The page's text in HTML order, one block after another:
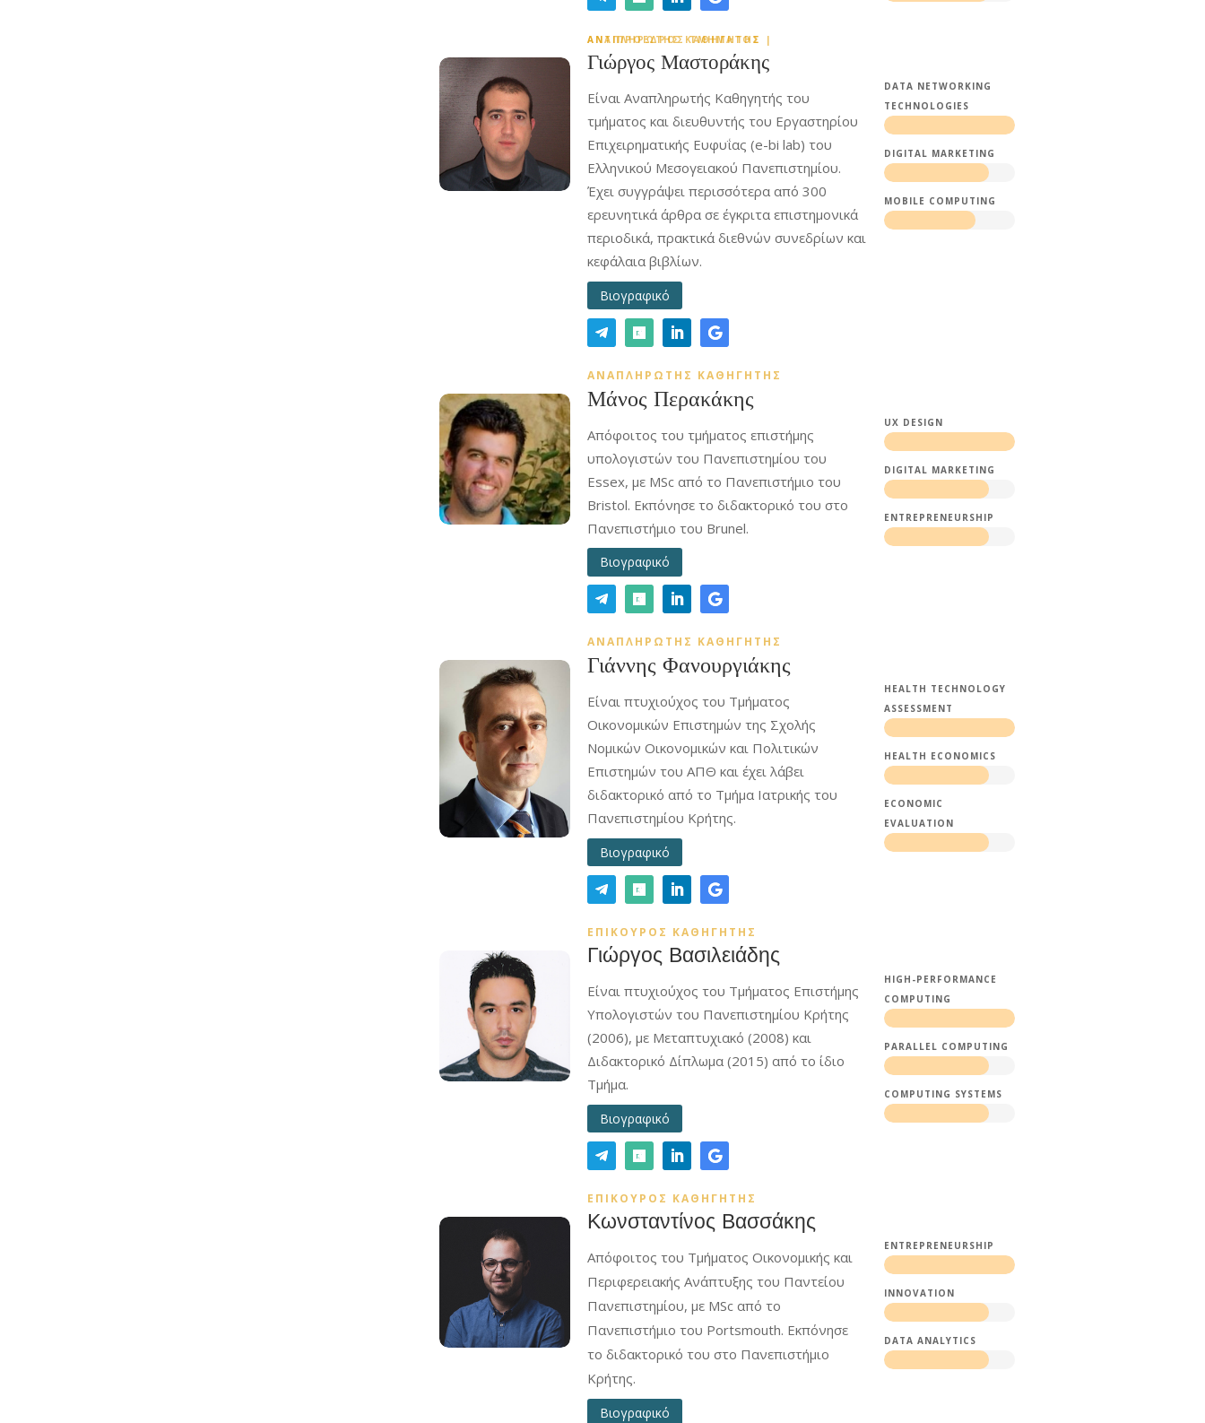
ΑΝΑΠΛΗΡΩΤΗΣ ΚΑΘΗΓΗΤΗΣ | ΑΝΤΙΠΡΟΕΔΡΟΣ ΤΜΗΜΑΤΟΣ
Γιώργος Μαστοράκης
Είναι Αναπληρωτής Καθηγητής του
τμήματος και διευθυντής του Εργαστηρίου
Επιχειρηματικής Ευφυΐας (e-bi lab) του
Ελληνικού Μεσογειακού Πανεπιστημίου.
Έχει συγγράψει περισσότερα από 300
ερευνητικά άρθρα σε έγκριτα επιστημονικά
περιοδικά, πρακτικά διεθνών συνεδρίων και
κεφάλαια βιβλίων.
Βιογραφικό
DATA NETWORKING
TECHNOLOGIES
DIGITAL MARKETING
MOBILE COMPUTING
ΑΝΑΠΛΗΡΩΤΗΣ ΚΑΘΗΓΗΤΗΣ
Μάνος Περακάκης
Απόφοιτος του τμήματος επιστήμης
υπολογιστών του Πανεπιστημίου του
Essex, με MSc από το Πανεπιστήμιο του
Bristol. Εκπόνησε το διδακτορικό του στο
Πανεπιστήμιο του Brunel.
Βιογραφικό
UX DESIGN
DIGITAL MARKETING
ENTREPRENEURSHIP
ΑΝΑΠΛΗΡΩΤΗΣ ΚΑΘΗΓΗΤΗΣ
Γιάννης Φανουργιάκης
Είναι πτυχιούχος του Τμήματος
Οικονομικών Επιστημών της Σχολής
Νομικών Οικονομικών και Πολιτικών
Επιστημών του ΑΠΘ και έχει λάβει
διδακτορικό από το Τμήμα Ιατρικής του
Πανεπιστημίου Κρήτης.
Βιογραφικό
HEALTH TECHNOLOGY
ASSESSMENT
HEALTH ECONOMICS
ECONOMIC
EVALUATION
ΕΠΙΚΟΥΡΟΣ ΚΑΘΗΓΗΤΗΣ
Γιώργος Βασιλειάδης
Είναι πτυχιούχος του Τμήματος Επιστήμης
Υπολογιστών του Πανεπιστημίου Κρήτης
(2006), με Μεταπτυχιακό (2008) και
Διδακτορικό Δίπλωμα (2015) από το ίδιο
Τμήμα.
Βιογραφικό
HIGH-PERFORMANCE
COMPUTING
PARALLEL COMPUTING
COMPUTING SYSTEMS
ΕΠΙΚΟΥΡΟΣ ΚΑΘΗΓΗΤΗΣ
Κωνσταντίνος Βασσάκης
Απόφοιτος του Τμήματος Οικονομικής και
Περιφερειακής Ανάπτυξης του Παντείου
Πανεπιστημίου, με MSc από το
Πανεπιστήμιο του Portsmouth. Εκπόνησε
το διδακτορικό του στο Πανεπιστήμιο
Κρήτης.
Βιογραφικό
ENTREPRENEURSHIP
INNOVATION
DATA ANALYTICS